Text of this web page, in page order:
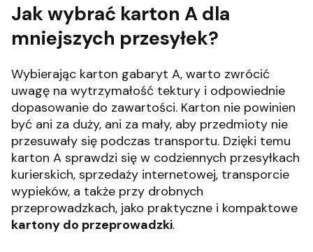
Jak wybrać karton A dla
mniejszych przesyłek?
Wybierając karton gabaryt A, warto zwrócić
uwagę na wytrzymałość tektury i odpowiednie
dopasowanie do zawartości. Karton nie powinien
być ani za duży, ani za mały, aby przedmioty nie
przesuwały się podczas transportu. Dzięki temu
karton A sprawdzi się w codziennych przesyłkach
kurierskich, sprzedaży internetowej, transporcie
wypieków, a także przy drobnych
przeprowadzkach, jako praktyczne i kompaktowe
kartony do przeprowadzki.